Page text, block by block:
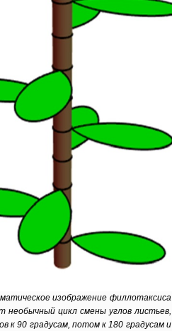
изображение филлотаксиса
необычный цикл смены углов листьев,
к 90 градусам, потом к 180 градусам и